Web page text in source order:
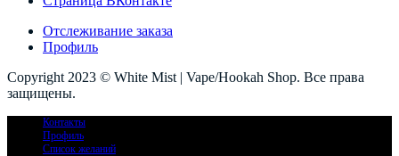
Отслеживание заказа
Профиль
Copyright 2023 © White Mist | Vape/Hookah Shop. Все права
защищены.
Контакты
Профиль
Список желаний